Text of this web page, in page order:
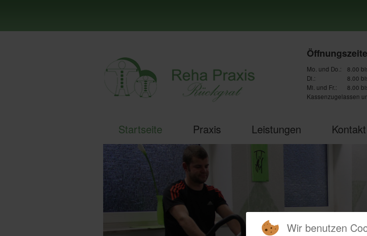
Mo. und Do.:
8.00
Di.:
8.00
Mi. und Fr.:
8.00
Kassenzugelassen
Startseite Praxis Leistungen Kontakt
Wir benutzen